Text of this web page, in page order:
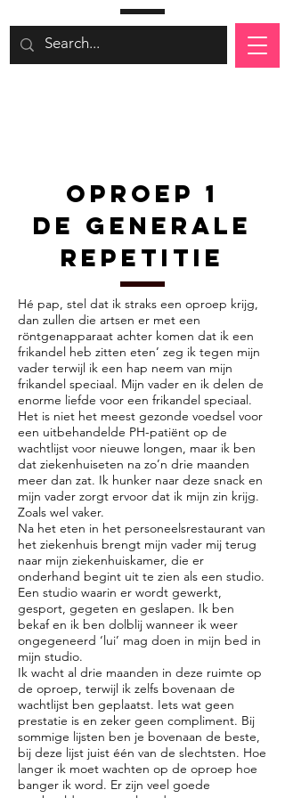
Oproep 1
De generale
repetitie
Hé pap, stel dat ik straks een oproep krijg,
dan zullen die artsen er met een
röntgenapparaat achter komen dat ik een
frikandel heb zitten eten’ zeg ik tegen mijn
vader terwijl ik een hap neem van mijn
frikandel speciaal. Mijn vader en ik delen de
enorme liefde voor een frikandel speciaal.
Het is niet het meest gezonde voedsel voor
een uitbehandelde PH-patiënt op de
wachtlijst voor nieuwe longen, maar ik ben
dat ziekenhuiseten na zo’n drie maanden
meer dan zat. Ik hunker naar deze snack en
mijn vader zorgt ervoor dat ik mijn zin krijg.
Zoals wel vaker.
Na het eten in het personeelsrestaurant van
het ziekenhuis brengt mijn vader mij terug
naar mijn ziekenhuiskamer, die er
onderhand begint uit te zien als een studio.
Een studio waarin er wordt gewerkt,
gesport, gegeten en geslapen. Ik ben
bekaf en ik ben dolblij wanneer ik weer
ongegeneerd ‘lui’ mag doen in mijn bed in
mijn studio.
Ik wacht al drie maanden in deze ruimte op
de oproep, terwijl ik zelfs bovenaan de
wachtlijst ben geplaatst. Iets wat geen
prestatie is en zeker geen compliment. Bij
sommige lijsten ben je bovenaan de beste,
bij deze lijst juist één van de slechtsten. Hoe
langer ik moet wachten op de oproep hoe
banger ik word. Er zijn veel goede